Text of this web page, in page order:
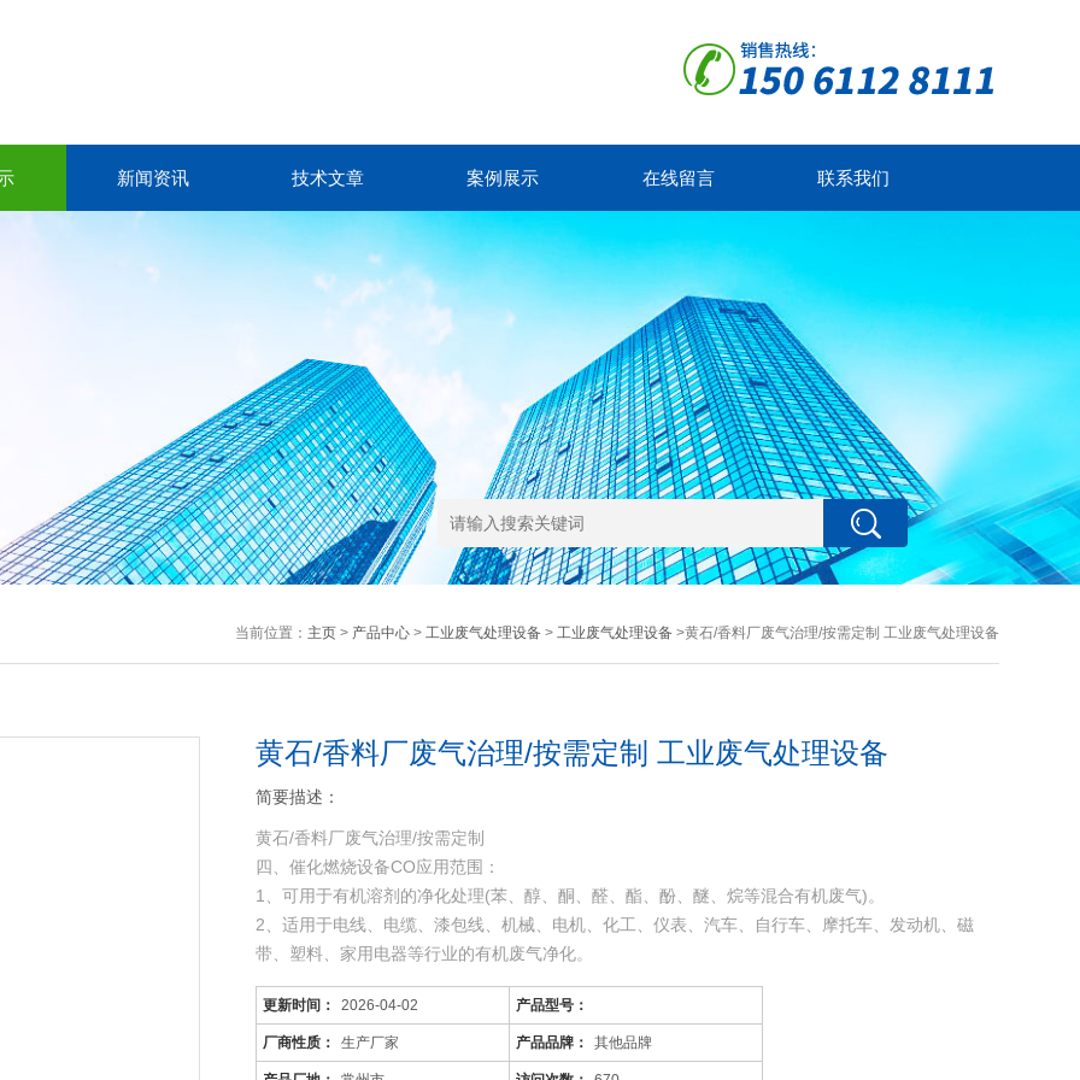
新闻资讯 技术文章 案例展示 在线留言 联系我们
当前位置： 主页> 产品中心> 工业废气处理设备> 工业废气处理设备>黄石/香料厂废气治理/按需定制 工业废气处理设备
黄石/香料厂废气治理/按需定制 工业废气处理设备
简要描述：
黄石/香料厂废气治理/按需定制
四、催化燃烧设备CO应用范围：
1、可用于有机溶剂的净化处理(苯、醇、酮、醛、酯、酚、醚、烷等混合有机废气)。
2、适用于电线、电缆、漆包线、机械、电机、化工、仪表、汽车、自行车、摩托车、发动机、磁
带、塑料、家用电器等行业的有机废气净化。
3、可用于各种烘道、印铁制罐、表面喷涂。印刷油墨、机电绝缘处理、皮鞋粘胶等烘干线，净化各
工序产生的有机废
更新时间： 2026-04-02 产品型号：
厂商性质： 生产厂家 产品品牌： 其他品牌